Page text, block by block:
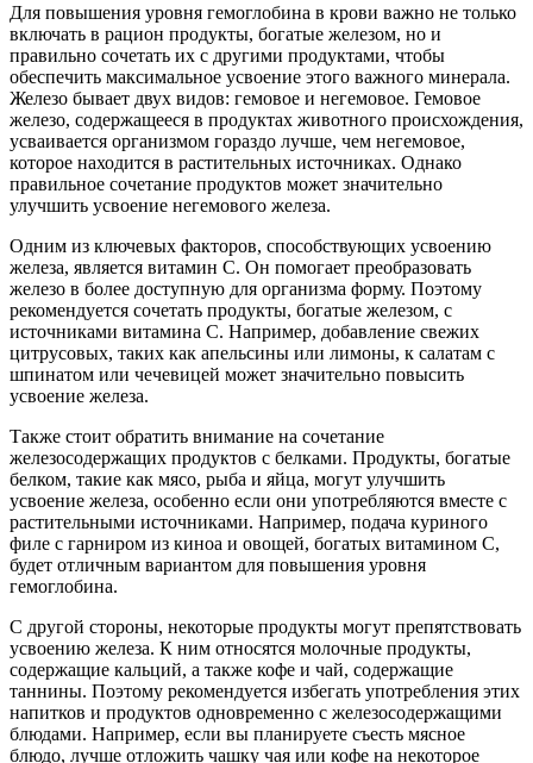
Для повышения уровня гемоглобина в крови важно не только
включать в рацион продукты, богатые железом, но и
правильно сочетать их с другими продуктами, чтобы
обеспечить максимальное усвоение этого важного минерала.
Железо бывает двух видов: гемовое и негемовое. Гемовое
железо, содержащееся в продуктах животного происхождения,
усваивается организмом гораздо лучше, чем негемовое,
которое находится в растительных источниках. Однако
правильное сочетание продуктов может значительно
улучшить усвоение негемового железа.
Одним из ключевых факторов, способствующих усвоению
железа, является витамин C. Он помогает преобразовать
железо в более доступную для организма форму. Поэтому
рекомендуется сочетать продукты, богатые железом, с
источниками витамина C. Например, добавление свежих
цитрусовых, таких как апельсины или лимоны, к салатам с
шпинатом или чечевицей может значительно повысить
усвоение железа.
Также стоит обратить внимание на сочетание
железосодержащих продуктов с белками. Продукты, богатые
белком, такие как мясо, рыба и яйца, могут улучшить
усвоение железа, особенно если они употребляются вместе с
растительными источниками. Например, подача куриного
филе с гарниром из киноа и овощей, богатых витамином C,
будет отличным вариантом для повышения уровня
гемоглобина.
С другой стороны, некоторые продукты могут препятствовать
усвоению железа. К ним относятся молочные продукты,
содержащие кальций, а также кофе и чай, содержащие
таннины. Поэтому рекомендуется избегать употребления этих
напитков и продуктов одновременно с железосодержащими
блюдами. Например, если вы планируете съесть мясное
блюдо, лучше отложить чашку чая или кофе на некоторое